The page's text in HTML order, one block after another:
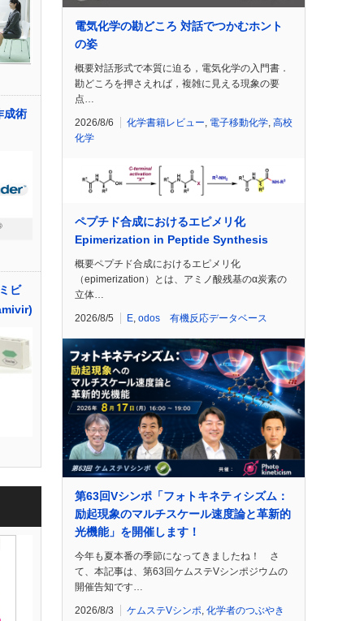
成術
ビ
電気化学の勘どころ 対話でつかむホント
の姿
概要対話形式で本質に迫る，電気化学の入門書．
勘どころを押さえれば，複雑に見える現象の要
点…
2026/8/6 化学書籍レビュー 電子移動化学 高校
化学
ペプチド合成におけるエピメリ化
Epimerization in Peptide Synthesis
概要ペプチド合成におけるエピメリ化
（epimerization）とは、アミノ酸残基のα炭素の
立体…
2026/8/5 E odos 有機反応データベース
第63回Vシンポ「フォトキネティシズム：
励起現象のマルチスケール速度論と革新的
光機能」を開催します！
今年も夏本番の季節になってきましたね！ さ
て、本記事は、第63回ケムステVシンポジウムの
開催告知です…
2026/8/3 ケムステVシンポ, 化学者のつぶやき